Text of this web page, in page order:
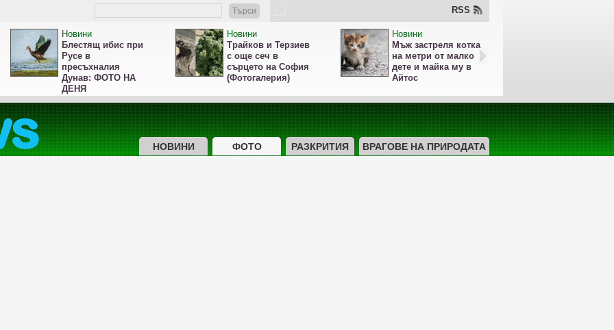
Търси RSS
Новини
Блестящ ибис при
Русе в
пресъхналия
Дунав: ФОТО НА
ДЕНЯ
Новини
Трайков и Терзиев
с още сеч в
сърцето на София
(Фотогалерия)
Новини
Мъж застреля котка
на метри от малко
дете и майка му в
Айтос
НОВИНИ ФОТО РАЗКРИТИЯ ВРАГОВЕ НА ПРИРОДАТА